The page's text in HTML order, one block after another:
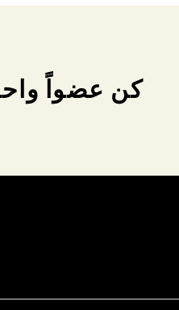
كن عضواً